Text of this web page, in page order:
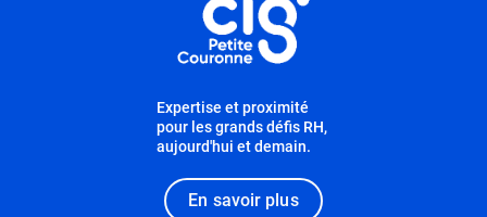
Expertise et proximité
pour les grands défis RH,
aujourd'hui et demain.
En savoir plus